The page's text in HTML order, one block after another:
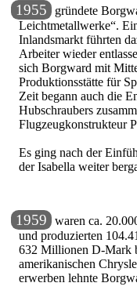
1955 gründete
Leichtmetallwerke .
Inlandsmarkt führten
Arbeiter wieder
sich Borgward mit
Produktionsstätte für
Zeit begann auch die
Hubschraubers
Flugzeugkonstrukteur
Es ging nach der
der Isabella weiter
1959 waren ca.
und produzierten
632 Millionen D-Mark
amerikanischen
erwerben lehnte